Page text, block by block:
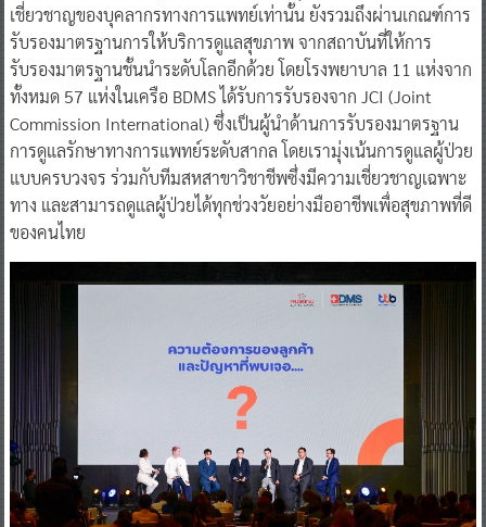
เชี่ยวชาญของบุคลากรทางการแพทย์เท่านั้น ยังรวมถึงผ่านเกณฑ์การ
รับรองมาตรฐานการให้บริการดูแลสุขภาพ จากสถาบันที่ให้การ
รับรองมาตรฐานชั้นนำระดับโลกอีกด้วย โดยโรงพยาบาล 11 แห่งจาก
ทั้งหมด 57 แห่งในเครือ BDMS ได้รับการรับรองจาก JCI (Joint
Commission International) ซึ่งเป็นผู้นำด้านการรับรองมาตรฐาน
การดูแลรักษาทางการแพทย์ระดับสากล โดยเรามุ่งเน้นการดูแลผู้ป่วย
แบบครบวงจร ร่วมกับทีมสหสาขาวิชาชีพซึ่งมีความเชี่ยวชาญเฉพาะ
ทาง และสามารถดูแลผู้ป่วยได้ทุกช่วงวัยอย่างมืออาชีพเพื่อสุขภาพที่ดี
ของคนไทย